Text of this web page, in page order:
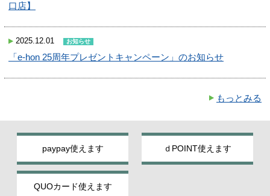
口店】
2025.12.01 お知らせ
「e-hon 25周年プレゼントキャンペーン」のお知らせ
もっとみる
paypay使えます ｄPOINT使えます
QUOカード使えます